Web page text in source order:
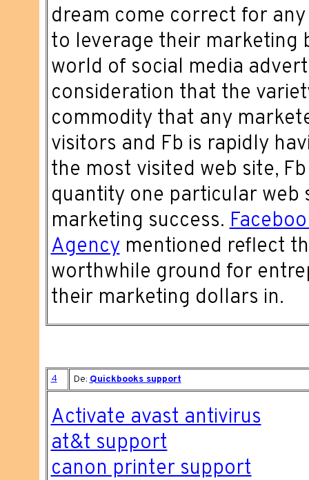
dream come correct for
to leverage their marketing
world of social media
consideration that the
commodity that any
visitors and Fb is rapidly
the most visited web site,
quantity one particular web
marketing success.
Agencymentioned reflect
worthwhile ground for
their marketing dollars in.
4 De: Quickbooks support
Activate avast antivirus
at&t support
canon printer support